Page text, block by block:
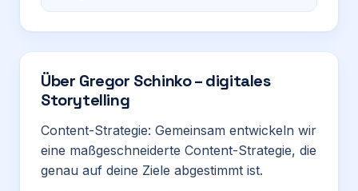
Über Gregor Schinko – digitales
Storytelling
Content-Strategie: Gemeinsam entwickeln wir
eine maßgeschneiderte Content-Strategie, die
genau auf deine Ziele abgestimmt ist.